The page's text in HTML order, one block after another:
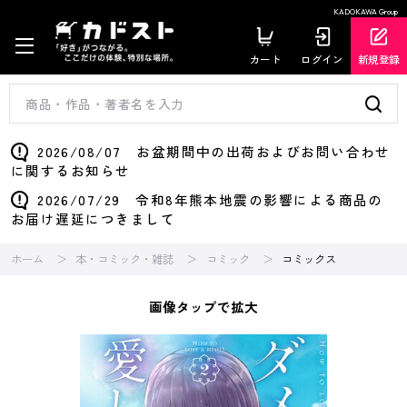
KADOKAWA Group
カート ログイン 新規登録
2026/08/07 お盆期間中の出荷およびお問い合わせ
に関するお知らせ
2026/07/29 令和8年熊本地震の影響による商品の
お届け遅延につきまして
ホーム 本・コミック・雑誌 コミック コミックス
画像タップで拡大